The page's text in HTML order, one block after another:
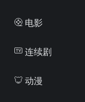
电影
连续剧
动漫